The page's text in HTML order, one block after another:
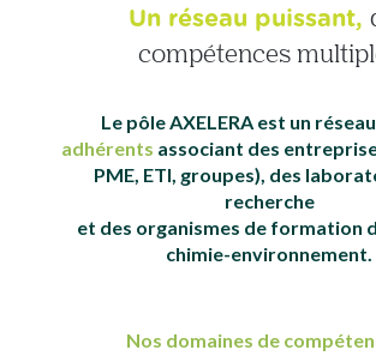
Un réseau puissant,
compétences
Le pôle AXELERA est un
adhérents associant des
PME, ETI, groupes), des
recherche
et des organismes de formation
chimie-environnement.
Nos domaines de